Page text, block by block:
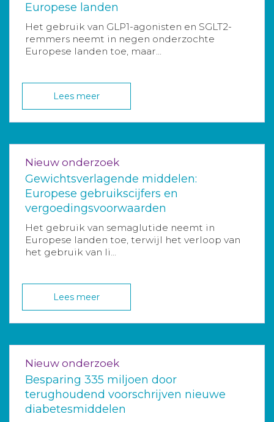
Europese landen
Het gebruik van GLP1-agonisten en SGLT2-
remmers neemt in negen onderzochte
Europese landen toe, maar...
Lees meer
Nieuw onderzoek
Gewichtsverlagende middelen:
Europese gebruikscijfers en
vergoedingsvoorwaarden
Het gebruik van semaglutide neemt in
Europese landen toe, terwijl het verloop van
het gebruik van li...
Lees meer
Nieuw onderzoek
Besparing 335 miljoen door
terughoudend voorschrijven nieuwe
diabetesmiddelen